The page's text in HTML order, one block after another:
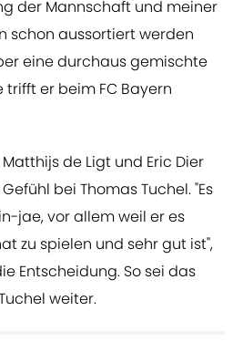
der Mannschaft und meiner
schon aussortiert werden
eine durchaus gemischte
trifft er beim FC Bayern
de Ligt und Eric Dier
bei Thomas Tuchel. "Es
jae, vor allem weil er es
zu spielen und sehr gut ist",
Entscheidung. So sei das
weiter.